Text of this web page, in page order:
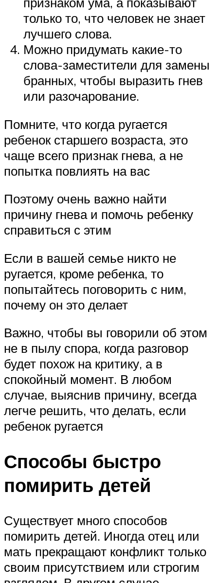
только то, что человек не знает
лучшего слова.
Можно придумать какие-то
слова-заместители для замены
бранных, чтобы выразить гнев
или разочарование.
Помните, что когда ругается
ребенок старшего возраста, это
чаще всего признак гнева, а не
попытка повлиять на вас
Поэтому очень важно найти
причину гнева и помочь ребенку
справиться с этим
Если в вашей семье никто не
ругается, кроме ребенка, то
попытайтесь поговорить с ним,
почему он это делает
Важно, чтобы вы говорили об этом
не в пылу спора, когда разговор
будет похож на критику, а в
спокойный момент. В любом
случае, выяснив причину, всегда
легче решить, что делать, если
ребенок ругается
Способы быстро
помирить детей
Существует много способов
помирить детей. Иногда отец или
мать прекращают конфликт только
своим присутствием или строгим